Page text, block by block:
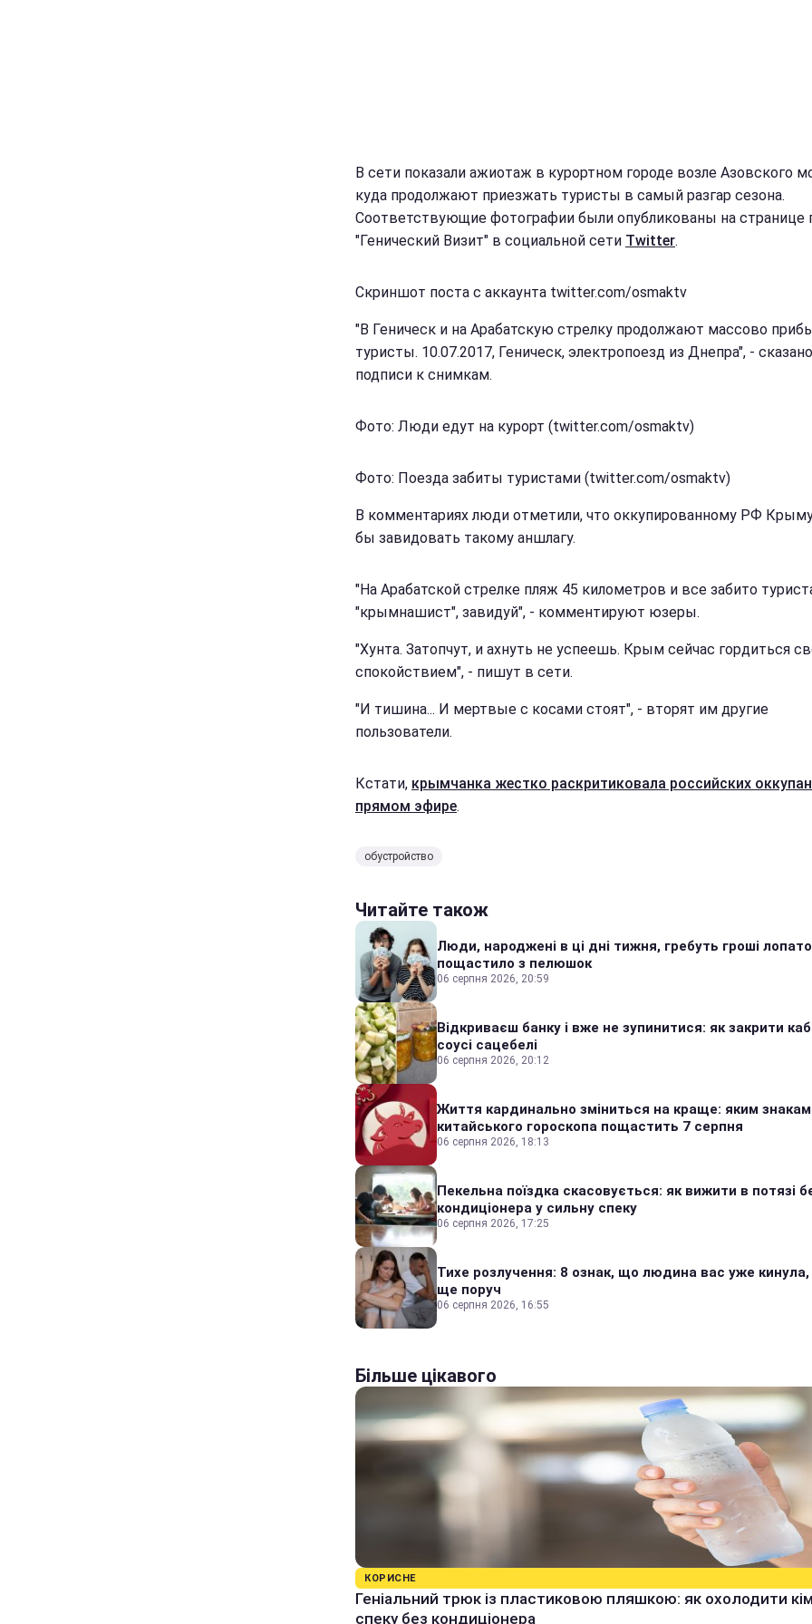
В сети показали ажиотаж в курортном городе возле Азовского
куда продолжают приезжать туристы в самый разгар сезона.
Соответствующие фотографии были опубликованы на странице
"Генический Визит" в социальной сети Twitter.
Скриншот поста с аккаунта twitter.com/osmaktv
"В Геническ и на Арабатскую стрелку продолжают массово
туристы. 10.07.2017, Геническ, электропоезд из Днепра", -
подписи к снимкам.
Фото: Люди едут на курорт (twitter.com/osmaktv)
Фото: Поезда забиты туристами (twitter.com/osmaktv)
В комментариях люди отметили, что оккупированному РФ
бы завидовать такому аншлагу.
"На Арабатской стрелке пляж 45 километров и все забито
"крымнашист", завидуй", - комментируют юзеры.
"Хунта. Затопчут, и ахнуть не успеешь. Крым сейчас гордиться
спокойствием", - пишут в сети.
"И тишина... И мертвые с косами стоят", - вторят им другие
пользователи.
Кстати, крымчанка жестко раскритиковала российских
прямом эфире.
обустройство
Читайте також
Люди, народжені в ці дні тижня, гребуть гроші
пощастило з пелюшок
06 серпня 2026, 20:59
Відкриваєш банку і вже не зупинитися: як закрити
соусі сацебелі
06 серпня 2026, 20:12
Життя кардинально зміниться на краще: яким знакам
китайського гороскопа пощастить 7 серпня
06 серпня 2026, 18:13
Пекельна поїздка скасовується: як вижити в потязі
кондиціонера у сильну спеку
06 серпня 2026, 17:25
Тихе розлучення: 8 ознак, що людина вас уже кинула,
ще поруч
06 серпня 2026, 16:55
Більше цікавого
КОРИСНЕ
Геніальний трюк із пластиковою пляшкою: як охолодити
спеку без кондиціонера